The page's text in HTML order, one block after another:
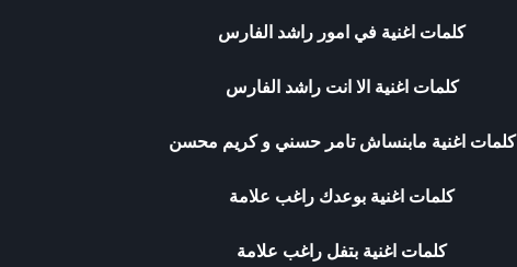
كلمات اغنية في امور راشد الفارس
كلمات اغنية الا انت راشد الفارس
كلمات اغنية مابنساش تامر حسني و كريم محسن
كلمات اغنية بوعدك راغب علامة
كلمات اغنية بتفل راغب علامة